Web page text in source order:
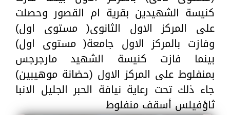
كنيسة الشهيدين بقرية ام القصور وحصلت
على المركز الاول الثانوى( مستوى اول)
وفازت بالمركز الاول جامعة( مستوى اول)
بينما فازت كنيسة الشهيد مارجرجس
بمنفلوط على المركز الاول (حضانة موهيبين)
جاء ذلك تحت رعاية نيافة الحبر الجليل الانبا
ثاؤفيلس أسقف منفلوط